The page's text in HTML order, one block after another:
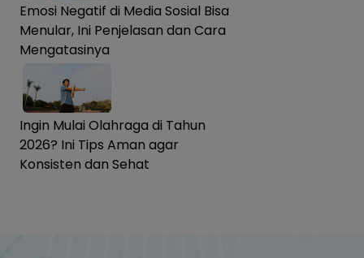
Emosi Negatif di Media Sosial Bisa
Menular, Ini Penjelasan dan Cara
Mengatasinya
Ingin Mulai Olahraga di Tahun
2026? Ini Tips Aman agar
Konsisten dan Sehat